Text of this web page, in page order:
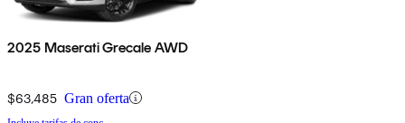
2025 Maserati Grecale AWD
$63,485 Gran oferta